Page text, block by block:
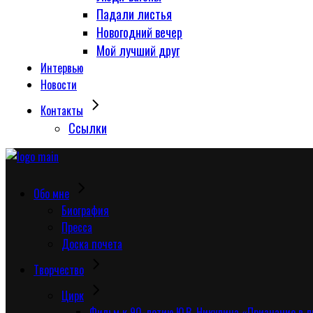
Падали листья
Новогодний вечер
Мой лучший друг
Интервью
Новости
Контакты
Сcылки
Обо мне
Биография
Пресса
Доска почета
Творчество
Цирк